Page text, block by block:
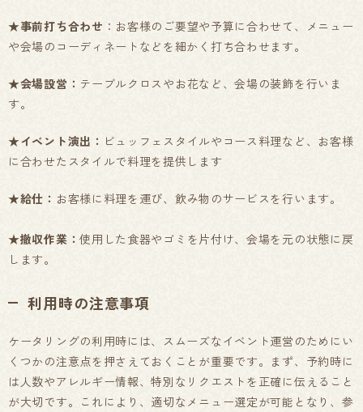
★事前打ち合わせ ：お客様のご要望や予算に合わせて、メニュー
や会場のコーディネートなどを細かく打ち合わせます。
★会場設営： テーブルクロスやお花など、会場の装飾を行いま
す。
★イベント演出： ビュッフェスタイルやコース料理など、お客様
に合わせたスタイルで料理を提供します
★給仕： お客様に料理を運び、飲み物のサービスを行います。
★撤収作業：使用した食器やゴミを片付け、会場を元の状態に戻
します。
利用時の注意事項
ケータリングの利用時には、スムーズなイベント運営のためにい
くつかの注意点を押さえておくことが重要です。まず、予約時に
は人数やアレルギー情報、特別なリクエストを正確に伝えること
が大切です。これにより、適切なメニュー選定が可能となり、参